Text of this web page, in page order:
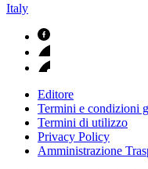
Italy
Editore
Termini e condizioni
Termini di utilizzo
Privacy Policy
Amministrazione